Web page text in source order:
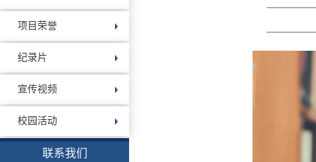
项目荣誉
纪录片
宣传视频
校园活动
联系我们